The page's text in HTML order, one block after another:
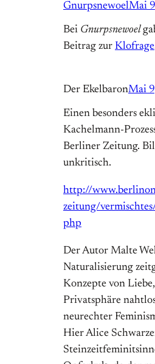
GnurpsnewoelMai
Bei Gnurpsnewoel
Beitrag zur Klofrage
Der EkelbaronMai
Einen besonders
Kachelmann-
Berliner Zeitung.
unkritisch.
http://
zeitung/
php
Der Autor Malte
Naturalisierung
Konzepte von
Privatsphäre
neurechter
Hier Alice